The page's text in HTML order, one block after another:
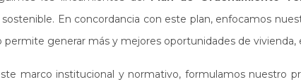
sostenible. En concordancia con este plan, enfocamos
permite generar más y mejores oportunidades de vivienda,
marco institucional y normativo, formulamos nuestro